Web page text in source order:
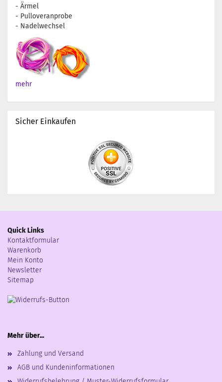
- Ärmel
- Pulloveranprobe
- Nadelwechsel
mehr
Sicher Einkaufen
Quick Links
Kontaktformular
Warenkorb
Mein Konto
Newsletter
Sitemap
Mehr über...
Zahlung und Versand
AGB und Kundeninformationen